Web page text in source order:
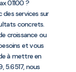
01100 ?
des services sur
concrets.
croissance ou
et vous
à mettre en
5.6517, nous